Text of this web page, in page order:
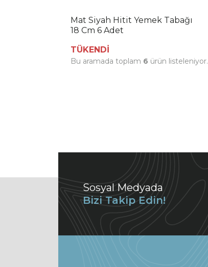
Mat Siyah Hitit Yemek Tabağı
18 Cm 6 Adet
TÜKENDİ
Bu aramada toplam 6 ürün listeleniyor.
Sosyal Medyada
Bizi Takip Edin!